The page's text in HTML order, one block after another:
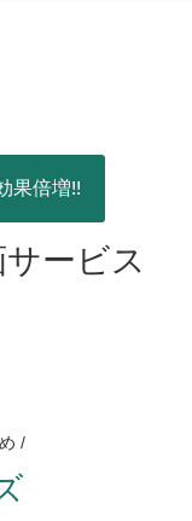
果倍増!!
ービス
/